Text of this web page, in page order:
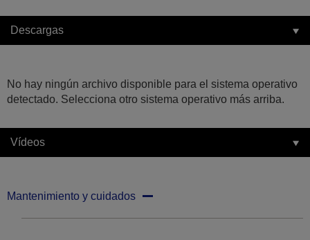
Descargas
No hay ningún archivo disponible para el sistema operativo
detectado. Selecciona otro sistema operativo más arriba.
Vídeos
Mantenimiento y cuidados